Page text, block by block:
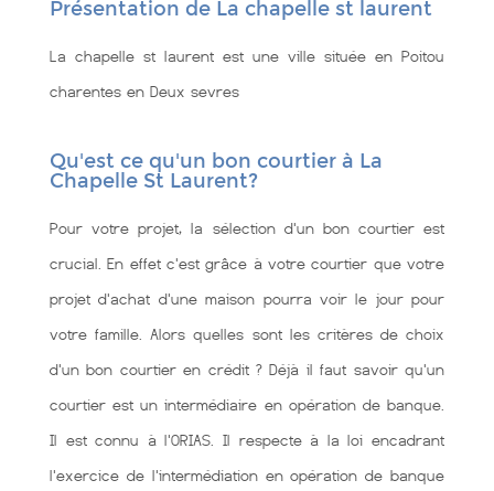
Présentation de La chapelle st laurent
La chapelle st laurent est une ville située en Poitou
charentes en Deux sevres
Qu'est ce qu'un bon courtier à La
Chapelle St Laurent?
Pour votre projet, la sélection d'un bon courtier est
crucial. En effet c'est grâce à votre courtier que votre
projet d'achat d'une maison pourra voir le jour pour
votre famille. Alors quelles sont les critères de choix
d'un bon courtier en crédit ? Déjà il faut savoir qu'un
courtier est un intermédiaire en opération de banque.
Il est connu à l'ORIAS. Il respecte à la loi encadrant
l'exercice de l'intermédiation en opération de banque